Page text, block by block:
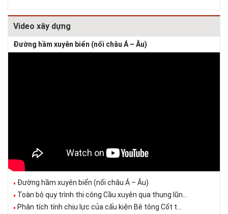
Video xây dựng
Đường hầm xuyên biển (nối châu Á – Âu)
Đường hầm xuyên biển (nối châu Á – Âu)
Toàn bộ quy trình thi công Cầu xuyên qua thung lũn...
Phân tích tính chịu lực của cấu kiện Bê tông Cốt t...